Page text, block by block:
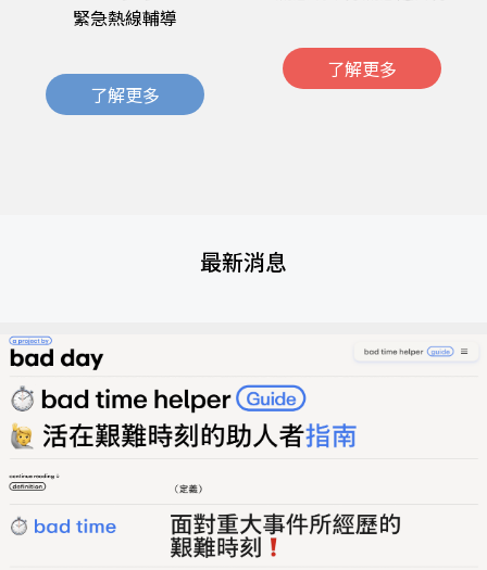
緊急熱線輔導
了解更多
了解更多
最新消息